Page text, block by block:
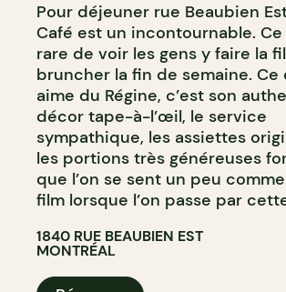
Pour déjeuner rue Beaubien
Café est un incontournable. Ce
rare de voir les gens y faire la
bruncher la fin de semaine. Ce
aime du Régine, c’est son
décor tape-à-l’œil, le service
sympathique, les assiettes
les portions très généreuses
que l’on se sent un peu
film lorsque l’on passe par
1840 RUE BEAUBIEN EST
MONTRÉAL